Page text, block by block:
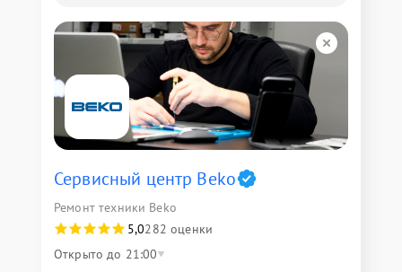
Сервисный центр Beko
Ремонт техники Beko
5,0282 оценки
Открыто до 21:00